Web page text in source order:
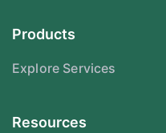
Products
Explore Services
Resources